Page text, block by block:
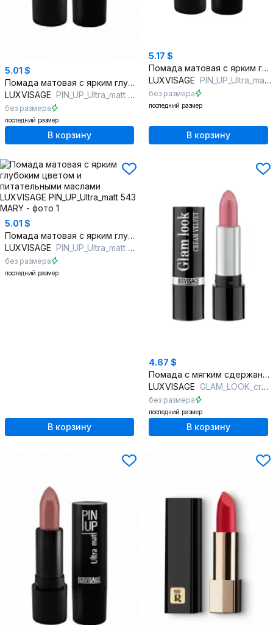
5.01 $
Помада матовая с ярким глубоким цветом и питательными маслами
LUXVISAGE PIN_UP_Ultra_matt 544 PAULA
без размера
последний размер
В корзину
5.17 $
Помада матовая с ярким глубоким цветом и питательными маслами
LUXVISAGE PIN_UP_Ultra_matt 513 KIM
без размера
последний размер
В корзину
5.01 $
Помада матовая с ярким глубоким цветом и питательными маслами
LUXVISAGE PIN_UP_Ultra_matt 543 MARY
без размера
последний размер
В корзину
4.67 $
Помада с мягким сдержанным цветом и деликатным покрытием
LUXVISAGE GLAM_LOOK_cream_velvet 307
без размера
последний размер
В корзину